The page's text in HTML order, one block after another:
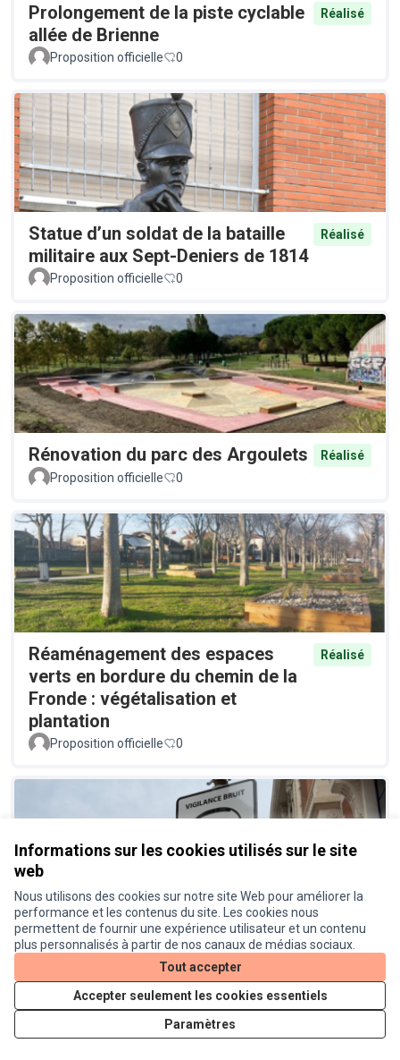
Informations sur les cookies utilisés sur le site
web
Nous utilisons des cookies sur notre site Web pour améliorer la
performance et les contenus du site. Les cookies nous
permettent de fournir une expérience utilisateur et un contenu
plus personnalisés à partir de nos canaux de médias sociaux.
Tout accepter
Accepter seulement les cookies essentiels
Paramètres
Prolongement de la piste cyclable
allée de Brienne
Réalisé
Proposition officielle 0
Statue d’un soldat de la bataille
militaire aux Sept-Deniers de 1814
Réalisé
Proposition officielle 0
Rénovation du parc des Argoulets
Réalisé
Proposition officielle
0
Réaménagement des espaces
verts en bordure du chemin de la
Fronde : végétalisation et
plantation
Réalisé
Proposition officielle 0
Un radar pédagogique pour
connaitre le niveau sonore des
Proposition officielle 0